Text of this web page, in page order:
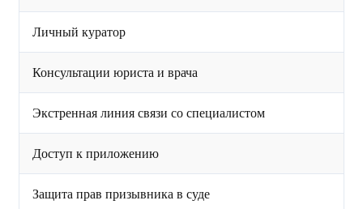
Личный куратор
Консультации юриста и врача
Экстренная линия связи со специалистом
Доступ к приложению
Защита прав призывника в суде